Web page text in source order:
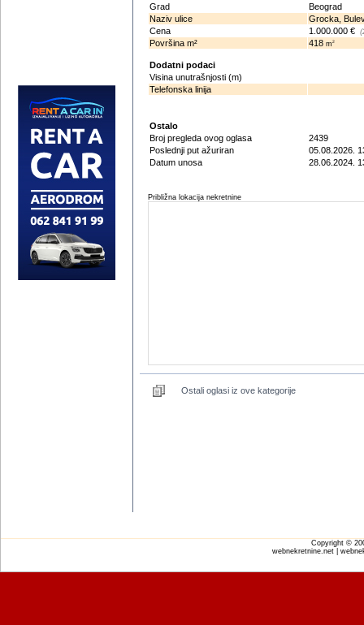
Grad
Beograd
Naziv ulice
Grocka,
Cena
1.000.000 €
Površina m² 418 m2
Dodatni podaci
Visina unutrašnjosti (m)
Telefonska linija
Ostalo
Broj pregleda ovog oglasa
2439
Poslednji put ažuriran
05.08.2026.
Datum unosa
28.06.2024.
Približna lokacija nekretnine
Ostali oglasi iz ove kategorije
Copyright ©
webnekretnine.net |